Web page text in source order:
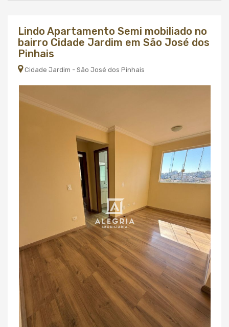
Lindo Apartamento Semi mobiliado no
bairro Cidade Jardim em São José dos
Pinhais
Cidade Jardim - São José dos Pinhais